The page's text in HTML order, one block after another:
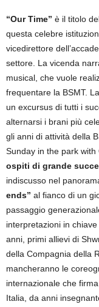
“Our Time” è il titolo
questa celebre
vicedirettore
settore. La vicenda
musical, che vuole
frequentare la BSMT.
un excursus di tutti i
alternarsi i brani più
gli anni di attività della
Sunday in the park
ospiti di grande
indiscusso nel
ends” al fianco di un
passaggio
interpretazioni in
anni, primi allievi di
della Compagnia della
mancheranno le
internazionale che
Italia, da anni